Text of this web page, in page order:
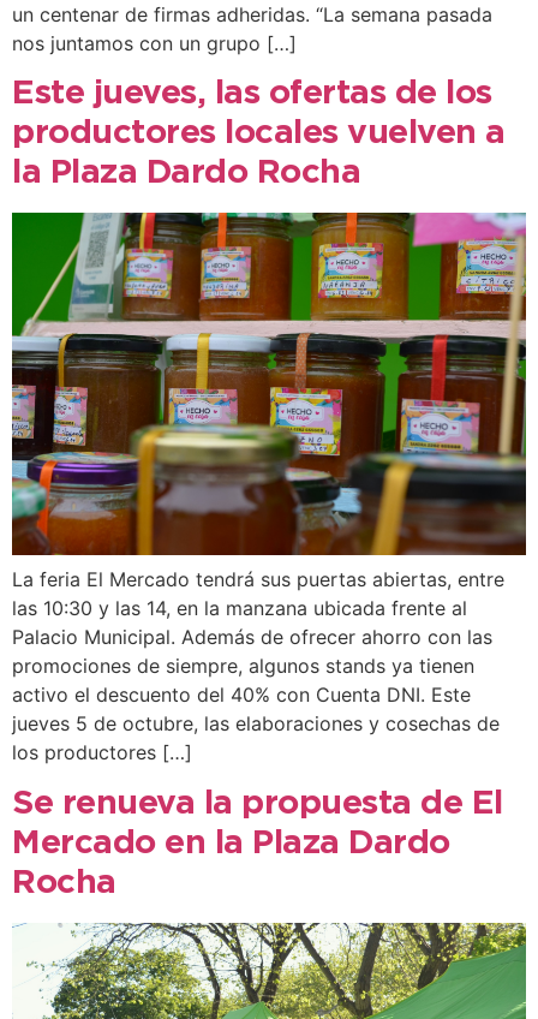
un centenar de firmas adheridas. “La semana pasada
nos juntamos con un grupo […]
Este jueves, las ofertas de los
productores locales vuelven a
la Plaza Dardo Rocha
La feria El Mercado tendrá sus puertas abiertas, entre
las 10:30 y las 14, en la manzana ubicada frente al
Palacio Municipal. Además de ofrecer ahorro con las
promociones de siempre, algunos stands ya tienen
activo el descuento del 40% con Cuenta DNI. Este
jueves 5 de octubre, las elaboraciones y cosechas de
los productores […]
Se renueva la propuesta de El
Mercado en la Plaza Dardo
Rocha